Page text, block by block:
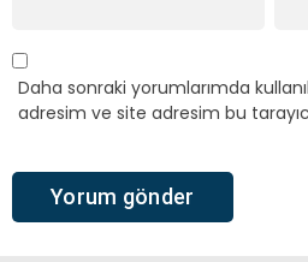
Daha sonraki yorumlarımda
adresim ve site adresim bu